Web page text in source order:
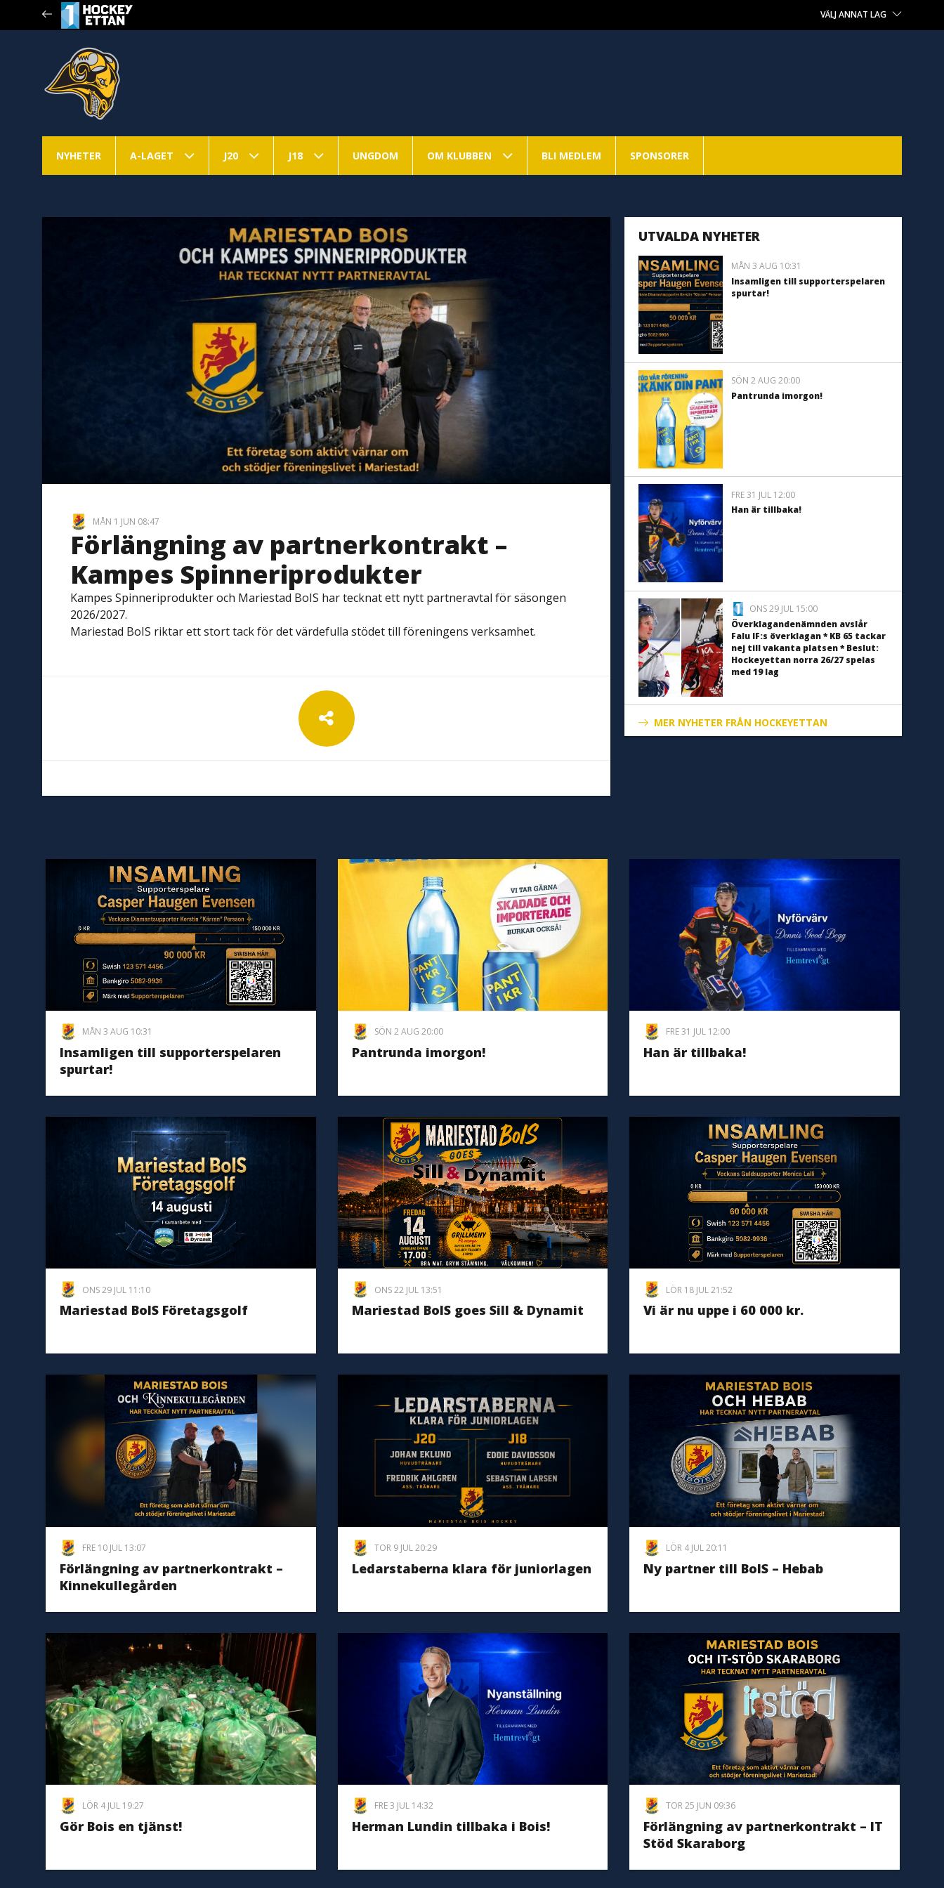
VÄLJ ANNAT LAG
NYHETER A-LAGET J20 J18 UNGDOM OM KLUBBEN BLI MEDLEM SPONSORER
MÅN 1 JUN 08:47
Förlängning av partnerkontrakt –
Kampes Spinneriprodukter
Kampes Spinneriprodukter och Mariestad BoIS har tecknat ett nytt partneravtal för säsongen
2026/2027.
Mariestad BoIS riktar ett stort tack för det värdefulla stödet till föreningens verksamhet.
UTVALDA NYHETER
MÅN 3 AUG 10:31
Insamligen till supporterspelaren
spurtar!
SÖN 2 AUG 20:00
Pantrunda imorgon!
FRE 31 JUL 12:00
Han är tillbaka!
ONS 29 JUL 15:00
Överklagandenämnden avslår
Falu IF:s överklagan * KB 65 tackar
nej till vakanta platsen * Beslut:
Hockeyettan norra 26/27 spelas
med 19 lag
MER NYHETER FRÅN HOCKEYETTAN
MÅN 3 AUG 10:31
Insamligen till supporterspelaren
spurtar!
SÖN 2 AUG 20:00
Pantrunda imorgon!
FRE 31 JUL 12:00
Han är tillbaka!
ONS 29 JUL 11:10
Mariestad BoIS Företagsgolf
ONS 22 JUL 13:51
Mariestad BoIS goes Sill & Dynamit
LÖR 18 JUL 21:52
Vi är nu uppe i 60 000 kr.
FRE 10 JUL 13:07
Förlängning av partnerkontrakt –
Kinnekullegården
TOR 9 JUL 20:29
Ledarstaberna klara för juniorlagen
LÖR 4 JUL 20:11
Ny partner till BoIS – Hebab
LÖR 4 JUL 19:27
Gör Bois en tjänst!
FRE 3 JUL 14:32
Herman Lundin tillbaka i Bois!
TOR 25 JUN 09:36
Förlängning av partnerkontrakt – IT
Stöd Skaraborg